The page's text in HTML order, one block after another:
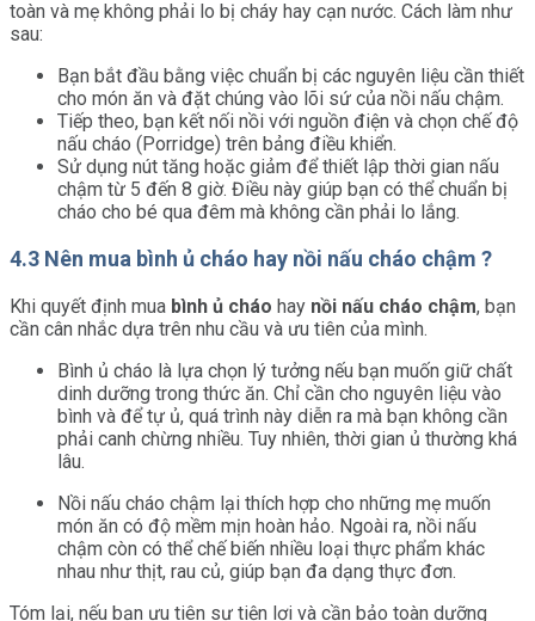
toàn và mẹ không phải lo bị cháy hay cạn nước. Cách làm như
sau:
Bạn bắt đầu bằng việc chuẩn bị các nguyên liệu cần thiết
cho món ăn và đặt chúng vào lõi sứ của nồi nấu chậm.
Tiếp theo, bạn kết nối nồi với nguồn điện và chọn chế độ
nấu cháo (Porridge) trên bảng điều khiển.
Sử dụng nút tăng hoặc giảm để thiết lập thời gian nấu
chậm từ 5 đến 8 giờ. Điều này giúp bạn có thể chuẩn bị
cháo cho bé qua đêm mà không cần phải lo lắng.
4.3 Nên mua bình ủ cháo hay nồi nấu cháo chậm ?
Khi quyết định mua bình ủ cháo hay nồi nấu cháo chậm, bạn
cần cân nhắc dựa trên nhu cầu và ưu tiên của mình.
Bình ủ cháo là lựa chọn lý tưởng nếu bạn muốn giữ chất
dinh dưỡng trong thức ăn. Chỉ cần cho nguyên liệu vào
bình và để tự ủ, quá trình này diễn ra mà bạn không cần
phải canh chừng nhiều. Tuy nhiên, thời gian ủ thường khá
lâu.
Nồi nấu cháo chậm lại thích hợp cho những mẹ muốn
món ăn có độ mềm mịn hoàn hảo. Ngoài ra, nồi nấu
chậm còn có thể chế biến nhiều loại thực phẩm khác
nhau như thịt, rau củ, giúp bạn đa dạng thực đơn.
Tóm lại, nếu bạn ưu tiên sự tiện lợi và cần bảo toàn dưỡng